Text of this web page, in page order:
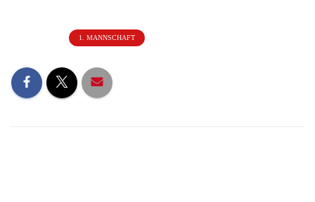
1. MANNSCHAFT